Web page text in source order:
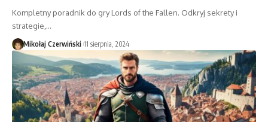
Kompletny poradnik do gry Lords of the Fallen. Odkryj sekrety i
strategie,…
Mikołaj Czerwiński 11 sierpnia, 2024